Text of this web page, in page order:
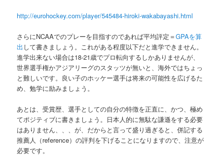
http://eurohockey.com/player/545484-hiroki-wakabayashi.html
さらにNCAAでのプレーを目指すのであれば平均評定＝GPAを算
出 して書きましょう。これがある程度以下だと進学できません。
進学出来ない場合は18-21歳でプロ転向するしかありませんが、
世界選手権かアジアリーグのスタッツが無いと、海外ではちょっ
と難しいです。良い子のホッケー選手は将来の可能性を広げるた
め、勉学に励みましょう。
あとは、受賞歴、選手としての自分の特徴を正直に、かつ、極め
てポジティブに書きましょう。日本人的に無駄な謙遜をする必要
はありません、、、が、だからと言って盛り過ぎると、併記する
推薦人（reference）の評判を下げることになりますので、注意が
必要です。